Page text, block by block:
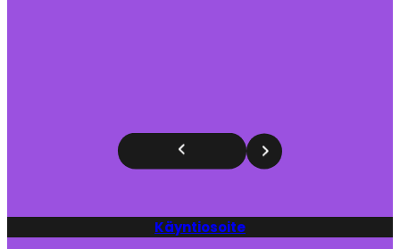
Käyntiosoite